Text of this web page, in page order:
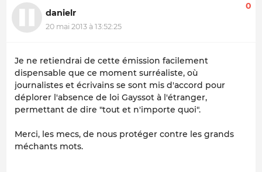
danielr
20 mai 2013 à 13:52:25
0
Je ne retiendrai de cette émission facilement
dispensable que ce moment surréaliste, où
journalistes et écrivains se sont mis d'accord pour
déplorer l'absence de loi Gayssot à l'étranger,
permettant de dire "tout et n'importe quoi".
Merci, les mecs, de nous protéger contre les grands
méchants mots.